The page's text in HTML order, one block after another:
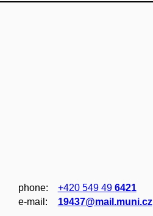
phone: +420 549 49 6421
e‑mail:
19437@mail.muni.cz